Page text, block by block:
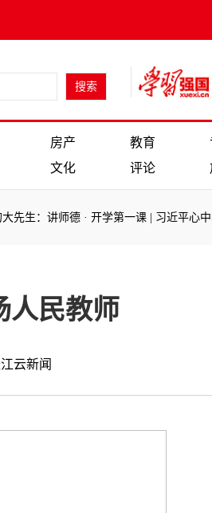
房产 教育
文化 评论
生：讲师德·开学第一课 | 习近平心中的
生：讲师德
人民教师
云新闻